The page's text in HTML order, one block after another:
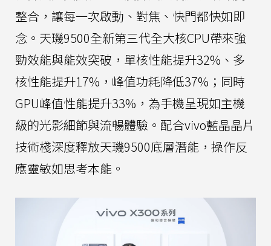
整合，讓每一次啟動、對焦、快門都快如即
念。天璣9500全新第三代全大核CPU帶來強
勁效能與能效突破，單核性能提升32%、多
核性能提升17%，峰值功耗降低37%；同時
GPU峰值性能提升33%，為手機呈現如主機
級的光影細節與流暢體驗。配合vivo藍晶晶片
技術棧深度釋放天璣9500底層潛能，操作反
應靈敏如思考本能。